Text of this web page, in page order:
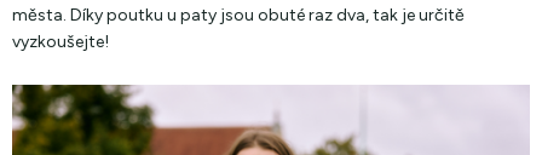
města. Díky poutku u paty jsou obuté raz dva, tak je určitě
vyzkoušejte!